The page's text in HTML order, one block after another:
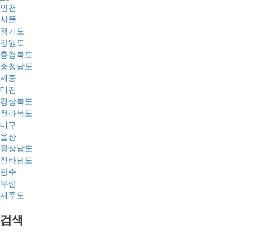
인천
서울
경기도
강원도
충청북도
충청남도
세종
대전
경상북도
전라북도
대구
울산
경상남도
전라남도
광주
부산
제주도
검색